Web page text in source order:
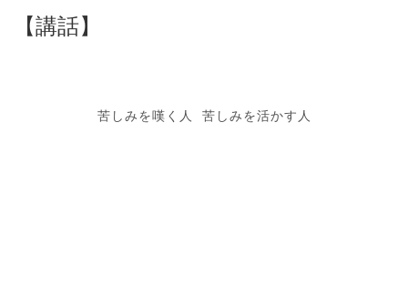
【講話】
苦しみを嘆く人 苦しみを活かす人